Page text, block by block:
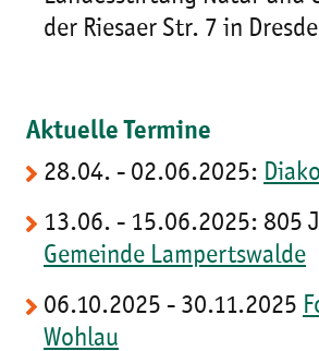
der Riesaer Str. 7 in
Aktuelle Termine
28.04. - 02.06.2025:
13.06. - 15.06.2025: 805
Gemeinde Lampertswalde
06.10.2025 - 30.11.2025
Wohlau